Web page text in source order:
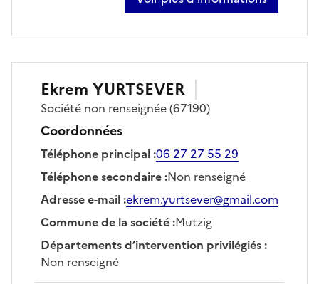
sur jérôme duvinage
Ekrem YURTSEVER
Société non renseignée(67190)
Coordonnées
Téléphone principal:06 27 27 55 29
Téléphone secondaire:Non renseigné
Adresse e-mail:ekrem.yurtsever@gmail.com
Commune de la société:Mutzig
Départements d’intervention privilégiés:
Non renseigné